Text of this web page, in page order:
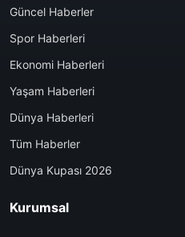
Güncel Haberler
Spor Haberleri
Ekonomi Haberleri
Yaşam Haberleri
Dünya Haberleri
Tüm Haberler
Dünya Kupası 2026
Kurumsal